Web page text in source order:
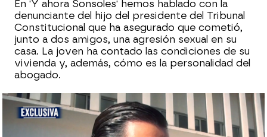
En 'Y ahora Sonsoles' hemos hablado con la
denunciante del hijo del presidente del Tribunal
Constitucional que ha asegurado que cometió,
junto a dos amigos, una agresión sexual en su
casa. La joven ha contado las condiciones de su
vivienda y, además, cómo es la personalidad del
abogado.
¿Dónde está Cándido Conde-Pumpido Jr,
investigado por una presunta agresión
sexual en grupo?